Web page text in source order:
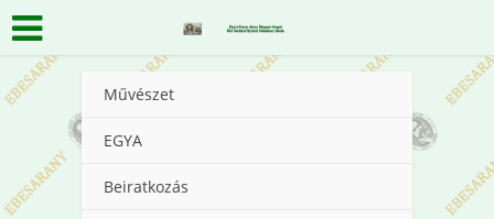
Művészet
EGYA
Beiratkozás